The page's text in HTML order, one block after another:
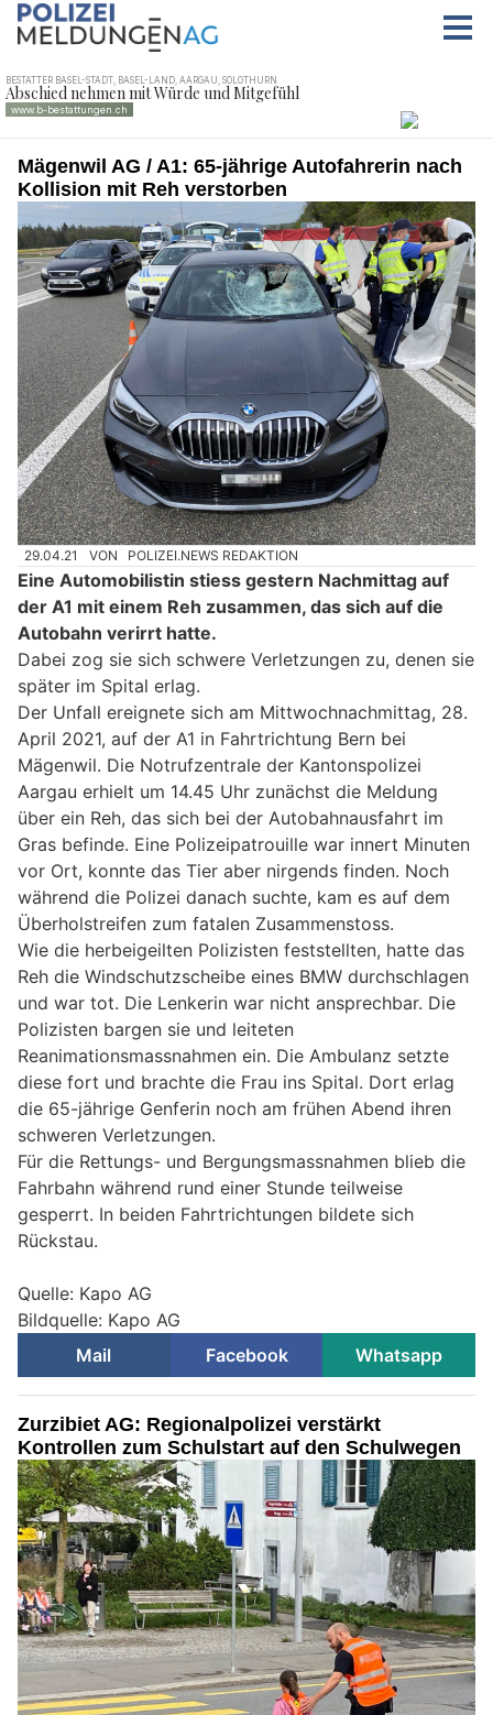
Mägenwil AG / A1: 65-jährige Autofahrerin nach
Kollision mit Reh verstorben
29.04.21 VON POLIZEI.NEWS REDAKTION
Eine Automobilistin stiess gestern Nachmittag auf
der A1 mit einem Reh zusammen, das sich auf die
Autobahn verirrt hatte.
Dabei zog sie sich schwere Verletzungen zu, denen sie
später im Spital erlag.
Der Unfall ereignete sich am Mittwochnachmittag, 28.
April 2021, auf der A1 in Fahrtrichtung Bern bei
Mägenwil. Die Notrufzentrale der Kantonspolizei
Aargau erhielt um 14.45 Uhr zunächst die Meldung
über ein Reh, das sich bei der Autobahnausfahrt im
Gras befinde. Eine Polizeipatrouille war innert Minuten
vor Ort, konnte das Tier aber nirgends finden. Noch
während die Polizei danach suchte, kam es auf dem
Überholstreifen zum fatalen Zusammenstoss.
Wie die herbeigeilten Polizisten feststellten, hatte das
Reh die Windschutzscheibe eines BMW durchschlagen
und war tot. Die Lenkerin war nicht ansprechbar. Die
Polizisten bargen sie und leiteten
Reanimationsmassnahmen ein. Die Ambulanz setzte
diese fort und brachte die Frau ins Spital. Dort erlag
die 65-jährige Genferin noch am frühen Abend ihren
schweren Verletzungen.
Für die Rettungs- und Bergungsmassnahmen blieb die
Fahrbahn während rund einer Stunde teilweise
gesperrt. In beiden Fahrtrichtungen bildete sich
Rückstau.
Quelle: Kapo AG
Bildquelle: Kapo AG
Mail
Facebook Whatsapp
Zurzibiet AG: Regionalpolizei verstärkt
Kontrollen zum Schulstart auf den Schulwegen